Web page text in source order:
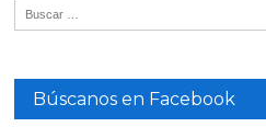
Búscanos en Facebook